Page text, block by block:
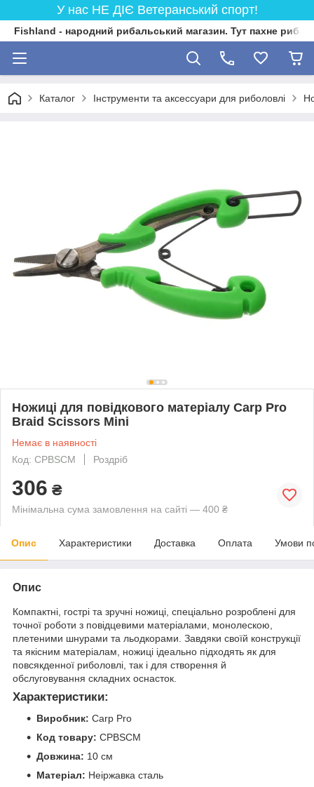
У нас НЕ ДІЄ Ветеранський спорт!
Fishland - народний рибальський магазин. Тут пахне
Каталог Інструменти та аксессуари для риболовлі
Ножиці для повідкового матеріалу Carp Pro
Braid Scissors Mini
Немає в наявності
Код: CPBSCM
Роздріб
306 ₴
Мінімальна сума замовлення на сайті — 400 ₴
Опис Характеристики Доставка Оплата Умови
Опис
Компактні, гострі та зручні ножиці, спеціально розроблені для
точної роботи з повідцевими матеріалами, монолескою,
плетеними шнурами та льодкорами. Завдяки своїй конструкції
та якісним матеріалам, ножиці ідеально підходять як для
повсякденної риболовлі, так і для створення й
обслуговування складних оснасток.
Характеристики:
Виробник: Carp Pro
Код товару: CPBSCM
Довжина: 10 см
Матеріал: Неіржавка сталь